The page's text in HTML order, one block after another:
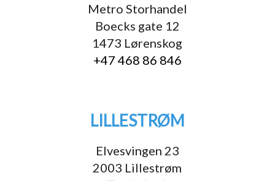
Metro Storhandel
Boecks gate 12
1473 Lørenskog
+47 468 86 846
LILLESTRØM
Elvesvingen 23
2003 Lillestrøm